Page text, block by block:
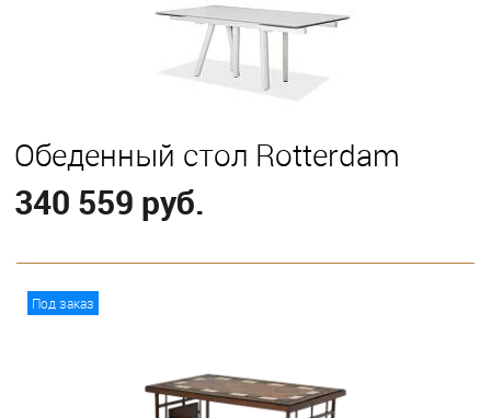
Обеденный стол Rotterdam
340 559 руб.
Под заказ